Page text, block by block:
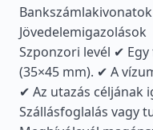
Bankszámlakivonatok
Jövedelemigazolások
Szponzori levél ✔
(35×45 mm). ✔ A
✔ Az utazás céljának
Szállásfoglalás vagy